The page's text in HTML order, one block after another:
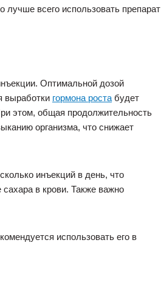
всего использовать препарат
Оптимальной дозой
выработки гормона роста будет
этом, общая продолжительность
организма, что снижает
инъекций в день, что
в крови. Также важно
использовать его в